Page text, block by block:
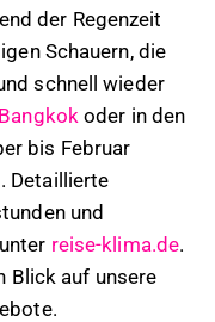
der Regenzeit
Schauern, die
schnell wieder
Bangkok oder in den
bis Februar
Detaillierte
und
reise-klima.de.
Blick auf unsere